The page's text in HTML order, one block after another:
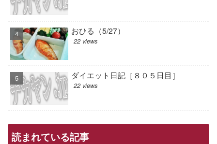
おひる（5/27）
22 views
ダイエット日記［８０５日目］
22 views
読まれている記事